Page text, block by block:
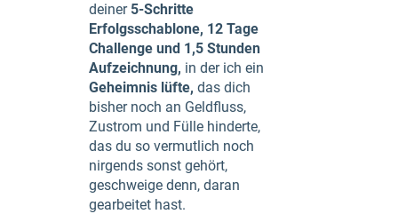
deiner 5-Schritte
Erfolgsschablone, 12 Tage
Challenge und 1,5 Stunden
Aufzeichnung, in der ich ein
Geheimnis lüfte, das dich
bisher noch an Geldfluss,
Zustrom und Fülle hinderte,
das du so vermutlich noch
nirgends sonst gehört,
geschweige denn, daran
gearbeitet hast.